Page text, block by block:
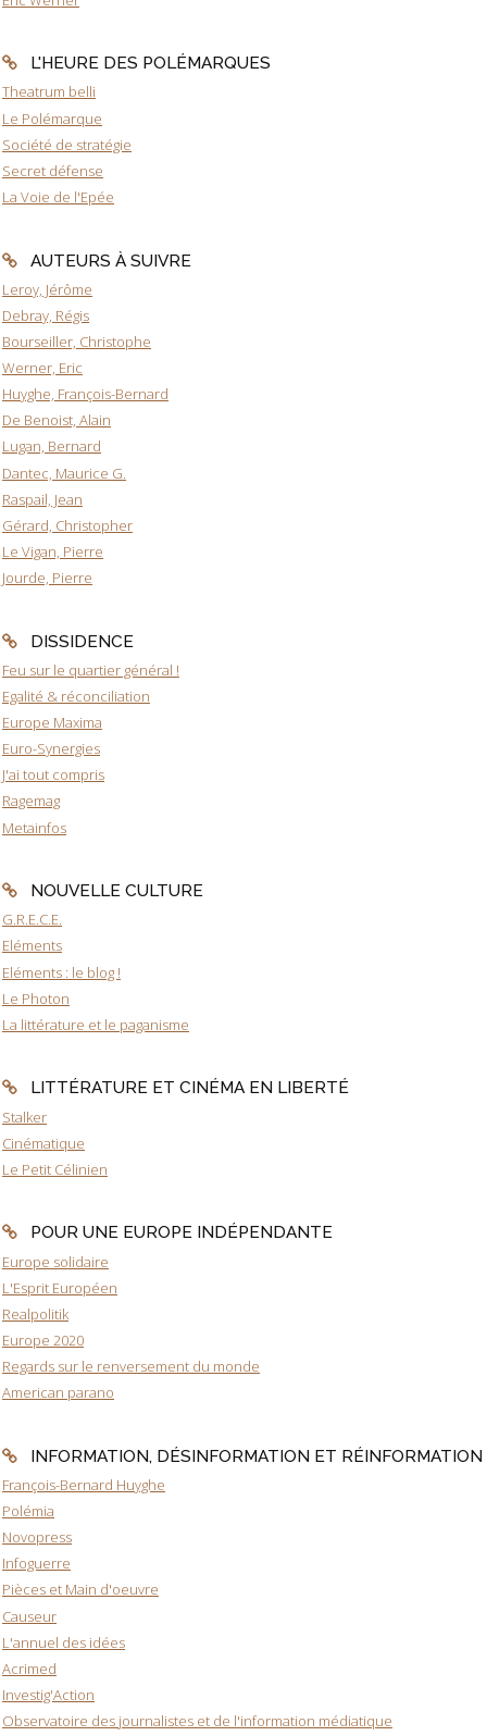
L'HEURE DES POLÉMARQUES
Theatrum belli
Le Polémarque
Société de stratégie
Secret défense
La Voie de l'Epée
AUTEURS À SUIVRE
Leroy, Jérôme
Debray, Régis
Bourseiller, Christophe
Werner, Eric
Huyghe, François-Bernard
De Benoist, Alain
Lugan, Bernard
Dantec, Maurice G.
Raspail, Jean
Gérard, Christopher
Le Vigan, Pierre
Jourde, Pierre
DISSIDENCE
Feu sur le quartier général !
Egalité & réconciliation
Europe Maxima
Euro-Synergies
J'ai tout compris
Ragemag
Metainfos
NOUVELLE CULTURE
G.R.E.C.E.
Eléments
Eléments : le blog !
Le Photon
La littérature et le paganisme
LITTÉRATURE ET CINÉMA EN LIBERTÉ
Stalker
Cinématique
Le Petit Célinien
POUR UNE EUROPE INDÉPENDANTE
Europe solidaire
L'Esprit Européen
Realpolitik
Europe 2020
Regards sur le renversement du monde
American parano
INFORMATION, DÉSINFORMATION ET RÉINFORMATION
François-Bernard Huyghe
Polémia
Novopress
Infoguerre
Pièces et Main d'oeuvre
Causeur
L'annuel des idées
Acrimed
Investig'Action
Observatoire des journalistes et de l'information médiatique